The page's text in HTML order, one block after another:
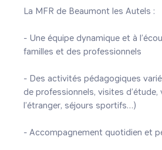
La MFR de Beaumont les Autels :
- Une équipe dynamique et à
familles et des professionnels
- Des activités pédagogiques
de professionnels, visites d’étude,
l’étranger, séjours sportifs…)
- Accompagnement quotidien et